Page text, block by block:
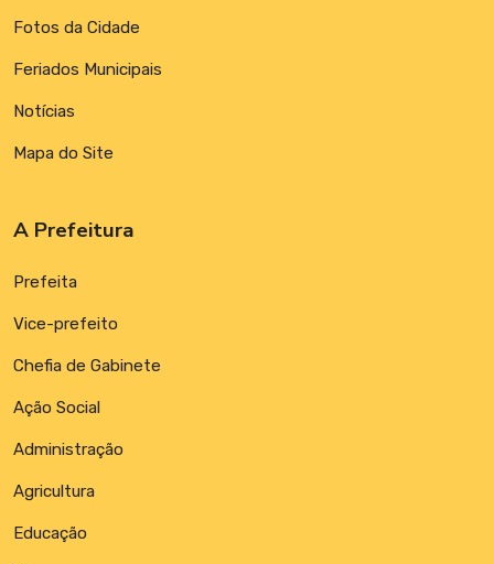
Fotos da Cidade
Feriados Municipais
Notícias
Mapa do Site
A Prefeitura
Prefeita
Vice-prefeito
Chefia de Gabinete
Ação Social
Administração
Agricultura
Educação